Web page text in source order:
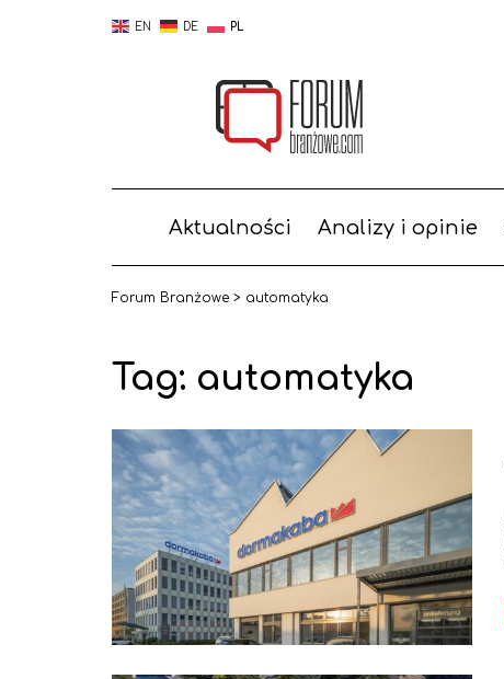
EN DE PL
Aktualności Analizy i opinie
Forum Branżowe > automatyka
Tag: automatyka